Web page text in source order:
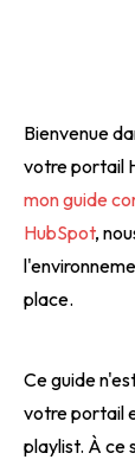
Bienvenue
votre portail
mon guide
HubSpot,
place.
Ce guide
votre portail
playlist. À ce